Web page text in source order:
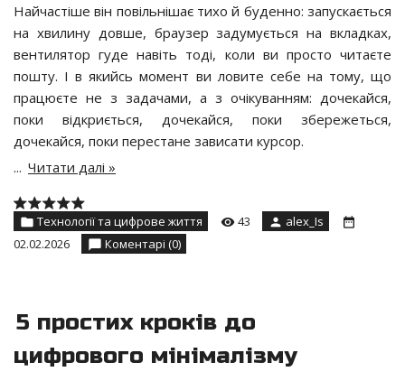
Найчастіше він повільнішає тихо й буденно: запускається
на хвилину довше, браузер задумується на вкладках,
вентилятор гуде навіть тоді, коли ви просто читаєте
пошту. І в якийсь момент ви ловите себе на тому, що
працюєте не з задачами, а з очікуванням: дочекайся,
поки відкриється, дочекайся, поки збережеться,
дочекайся, поки перестане зависати курсор.
... Читати далі »
Технології та цифрове життя 43
alex_Is
02.02.2026
Коментарі (0)
5 простих кроків до
цифрового мінімалізму